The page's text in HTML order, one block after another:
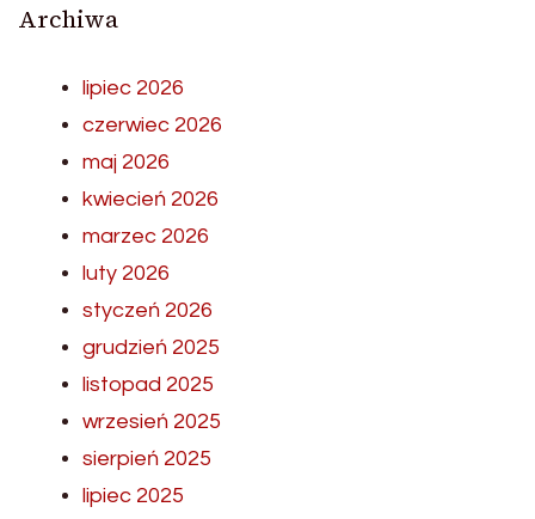
Archiwa
lipiec 2026
czerwiec 2026
maj 2026
kwiecień 2026
marzec 2026
luty 2026
styczeń 2026
grudzień 2025
listopad 2025
wrzesień 2025
sierpień 2025
lipiec 2025